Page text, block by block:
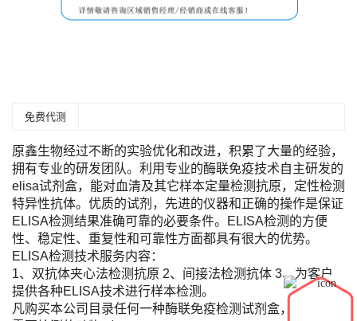
免费代测
原鑫生物经过不断的实验优化和改进，积累了大量的经验，
拥有专业的研发团队。利用专业的酶联免疫技术自主研发的
elisa试剂盒，能对血清及其它样本定量检测抗原，定性检测
特异性抗体。优质的试剂，先进的仪器和正确的操作是保证
ELISA检测结果准确可靠的必要条件。ELISA检测的方便
性、稳定性、重复性和可靠性方面都具有很大的优势。
ELISA检测技术服务内容：
1、双抗体夹心法检测抗原 2、间接法检测抗体 3、为客户
提供各种ELISA技术进行样本检测。
凡购买本公司目录任何一种酶联免疫检测试剂盒，您只需将